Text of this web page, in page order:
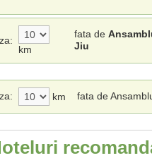
km
fata de
Jiu
km fata de